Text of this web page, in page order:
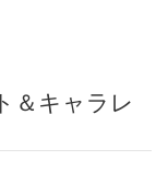
＆キャラレ